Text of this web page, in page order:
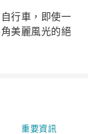
行車，即使一
美麗風光的絕
重要資訊